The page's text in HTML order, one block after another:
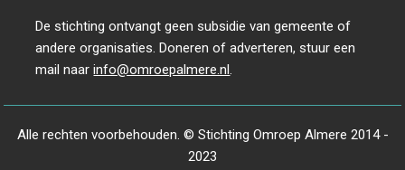
De stichting ontvangt geen subsidie van gemeente of
andere organisaties. Doneren of adverteren, stuur een
mail naarinfo@omroepalmere.nl.
Alle rechten voorbehouden. © Stichting Omroep Almere 2014 -
2023